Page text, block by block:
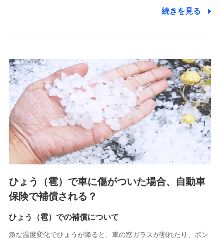
郵便、電話、およびＥメール等により、当社と取引のあるも
た維持管理等の委託業務遂行のため、またそれらに付帯、関
連する当社および提携会社のサービスを案内、提供するため
（なお、当社は複数の保険会社と取引があり、取得した個人
情報を取引のある他の保険会社の商品・サービスをご提案す
るために利用させていただくことがあります。）
上記に係る連絡・手続き・管理等付帯業務を行うため
3.セミナー募集サイトから取得した個人情報
各種セミナーの案内、開催のため
上記に係る連絡・手続き・管理等付帯業務を行うため
4.家族・友達紹介にて取得した個人情報
被紹介者への連絡、及び当社と取引のあるもしくは委託を受
けている保険会社・提携会社の保険その他に関する情報を提
供し、金融商品等の契約を勧奨するため
アンケートやキャンペーン等の実施のため
上記に係る連絡・手続き・管理等付帯業務を行うため
続きを見る
ひょう（雹）で車に傷がついた場合、自動車
保険で補償される？
ひょう（雹）での補償について
急な温度変化でひょうが降ると、車の窓ガラスが割れたり、ボン